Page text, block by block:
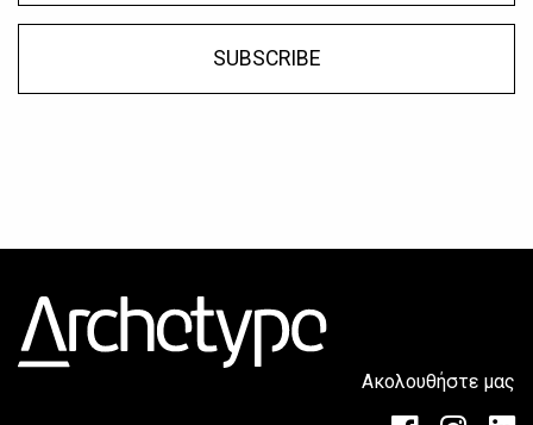
SUBSCRIBE
Ακολουθήστε μας